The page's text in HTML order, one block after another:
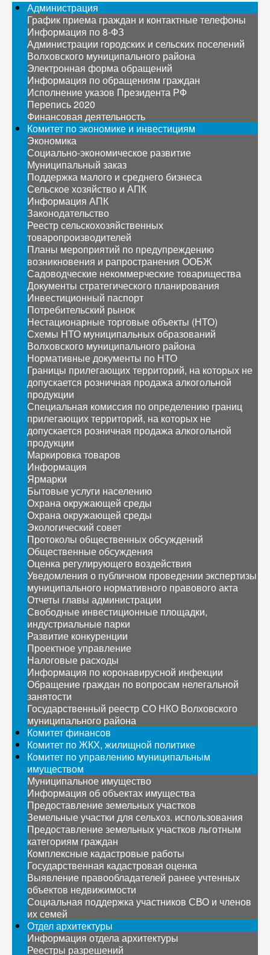
Администрация
График приема граждан и контактные телефоны
Информация по 8-ФЗ
Администрации городских и сельских поселений
Волховского муниципального района
Электронная форма обращений
Информация по обращениям граждан
Исполнение указов Президента РФ
Перепись 2020
Финансовая деятельность
Комитет по экономике и инвестициям
Экономика
Социально-экономическое развитие
Муниципальный заказ
Поддержка малого и среднего бизнеса
Сельское хозяйство и АПК
Информация АПК
Законодательство
Реестр сельскохозяйственных
товаропроизводителей
Планы мероприятий по предупреждению
возникновения и рапространения ООБЖ
Садоводческие некоммерческие товарищества
Документы стратегического планирования
Инвестиционный паспорт
Потребительский рынок
Нестационарные торговые объекты (НТО)
Схемы НТО муниципальных образований
Волховского муниципального района
Нормативные документы по НТО
Границы прилегающих территорий, на которых не
допускается розничная продажа алкогольной
продукции
Специальная комиссия по определению границ
прилегающих территорий, на которых не
допускается розничная продажа алкогольной
продукции
Маркировка товаров
Информация
Ярмарки
Бытовые услуги населению
Охрана окружающей среды
Охрана окружающей среды
Экологический совет
Протоколы общественных обсуждений
Общественные обсуждения
Оценка регулирующего воздействия
Уведомления о публичном проведении экспертизы
муниципального нормативного правового акта
Отчеты главы администрации
Свободные инвестиционные площадки,
индустриальные парки
Развитие конкуренции
Проектное управление
Налоговые расходы
Информация по коронавирусной инфекции
Обращение граждан по вопросам нелегальной
занятости
Государственный реестр СО НКО Волховского
муниципального района
Комитет финансов
Комитет по ЖКХ, жилищной политике
Комитет по управлению муниципальным
имуществом
Муниципальное имущество
Информация об объектах имущества
Предоставление земельных участков
Земельные участки для сельхоз. использования
Предоставление земельных участков льготным
категориям граждан
Комплексные кадастровые работы
Государственная кадастровая оценка
Выявление правообладателей ранее учтенных
объектов недвижимости
Социальная поддержка участников СВО и членов
их семей
Отдел архитектуры
Информация отдела архитектуры
Реестры разрешений